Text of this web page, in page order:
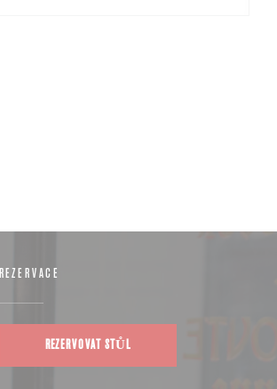
REZERVACE
REZERVOVAT STŮL